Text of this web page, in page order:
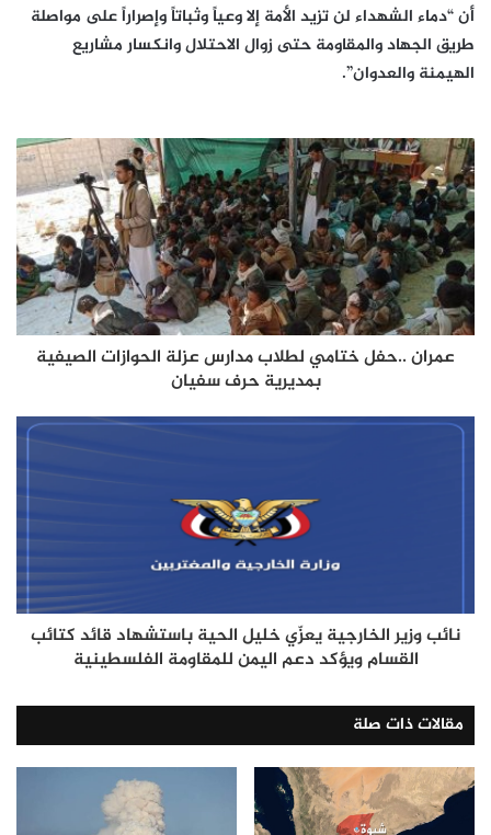
أن “دماء الشهداء لن تزيد الأمة إلا وعياً وثباتاً وإصراراً على مواصلة
طريق الجهاد والمقاومة حتى زوال الاحتلال وانكسار مشاريع
الهيمنة والعدوان”.
عمران ..حفل ختامي لطلاب مدارس عزلة الحوازات الصيفية
بمديرية حرف سفيان
نائب وزير الخارجية يعزّي خليل الحية باستشهاد قائد كتائب
القسام ويؤكد دعم اليمن للمقاومة الفلسطينية
مقالات ذات صلة